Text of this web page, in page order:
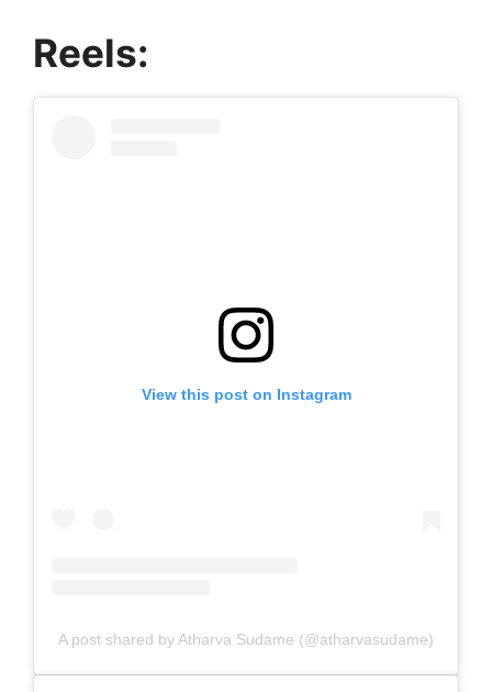
Reels:
View this post on Instagram
A post shared by Atharva Sudame (@atharvasudame)